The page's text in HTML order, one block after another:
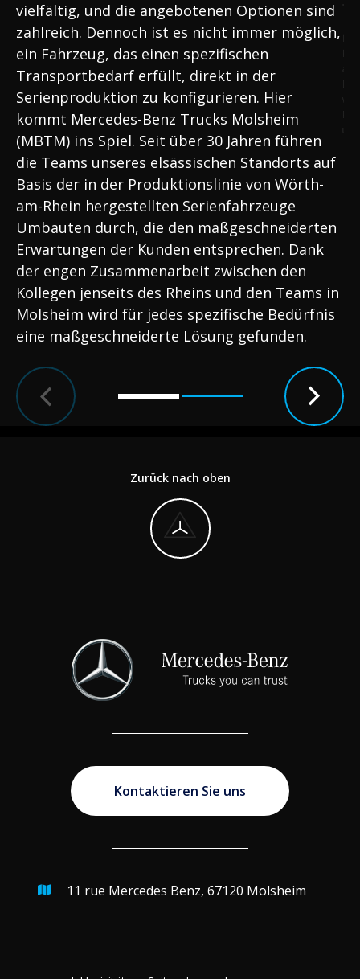
vielfältig, und die angebotenen Optionen sind
zahlreich. Dennoch ist es nicht immer möglich,
ein Fahrzeug, das einen spezifischen
Transportbedarf erfüllt, direkt in der
Serienproduktion zu konfigurieren. Hier
kommt Mercedes-Benz Trucks Molsheim
(MBTM) ins Spiel. Seit über 30 Jahren führen
die Teams unseres elsässischen Standorts auf
Basis der in der Produktionslinie von Wörth-
am-Rhein hergestellten Serienfahrzeuge
Umbauten durch, die den maßgeschneiderten
Erwartungen der Kunden entsprechen. Dank
der engen Zusammenarbeit zwischen den
Kollegen jenseits des Rheins und den Teams in
Molsheim wird für jedes spezifische Bedürfnis
eine maßgeschneiderte Lösung gefunden.
Zurück nach oben
Kontaktieren Sie uns
11 rue Mercedes Benz, 67120 Molsheim